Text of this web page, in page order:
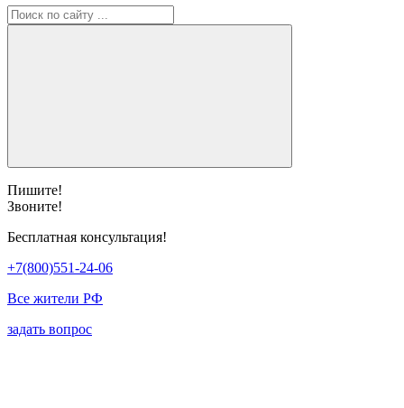
Пишите!
Звоните!
Бесплатная консультация!
+7(800)551-24-06
Все жители РФ
задать вопрос